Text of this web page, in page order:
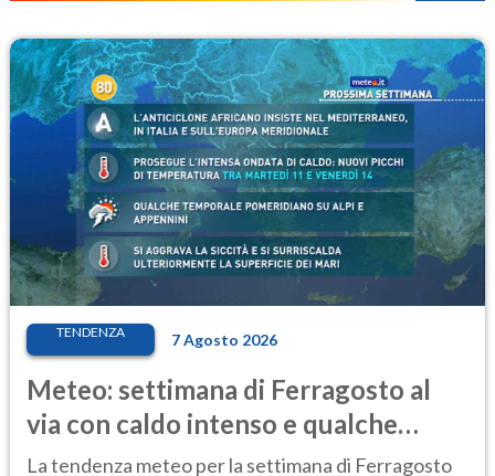
TENDENZA 7 Agosto 2026
Meteo: settimana di Ferragosto al
via con caldo intenso e qualche
temporale
La tendenza meteo per la settimana di Ferragosto